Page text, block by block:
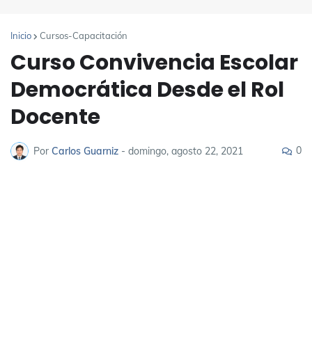
Inicio Cursos-Capacitación
Curso Convivencia Escolar
Democrática Desde el Rol
Docente
Por Carlos Guarniz - domingo, agosto 22, 2021 0